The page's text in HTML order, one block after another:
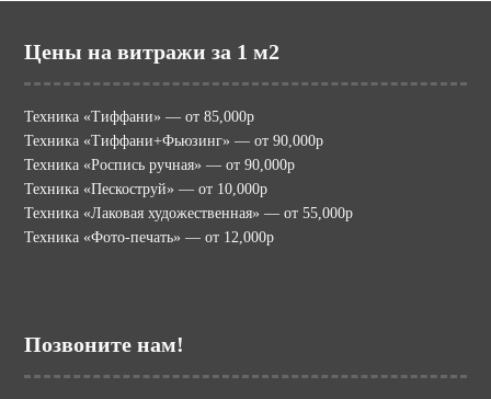
Цены на витражи за 1 м2
Техника «Тиффани» — от 85,000р
Техника «Тиффани+Фьюзинг» — от 90,000р
Техника «Роспись ручная» — от 90,000р
Техника «Пескоструй» — от 10,000р
Техника «Лаковая художественная» — от 55,000р
Техника «Фото-печать» — от 12,000р
Позвоните нам!